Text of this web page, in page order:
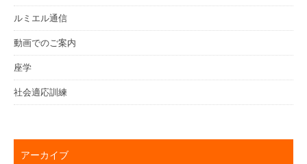
ルミエル通信
動画でのご案内
座学
社会適応訓練
アーカイブ